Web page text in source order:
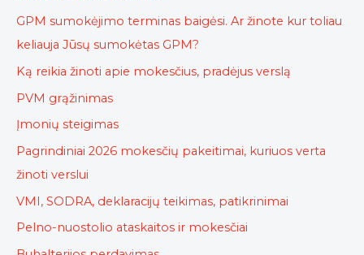
GPM sumokėjimo terminas baigėsi. Ar žinote kur toliau
keliauja Jūsų sumokėtas GPM?
Ką reikia žinoti apie mokesčius, pradėjus verslą
PVM grąžinimas
Įmonių steigimas
Pagrindiniai 2026 mokesčių pakeitimai, kuriuos verta
žinoti verslui
VMI, SODRA, deklaracijų teikimas, patikrinimai
Pelno-nuostolio ataskaitos ir mokesčiai